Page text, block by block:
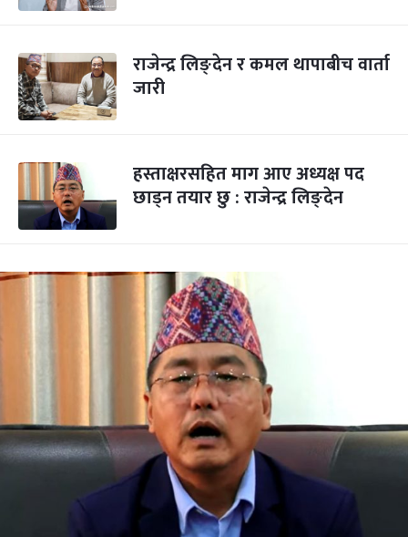
राजेन्द्र लिङ्देन र कमल थापाबीच वार्ता
जारी
हस्ताक्षरसहित माग आए अध्यक्ष पद
छाड्न तयार छु : राजेन्द्र लिङ्देन